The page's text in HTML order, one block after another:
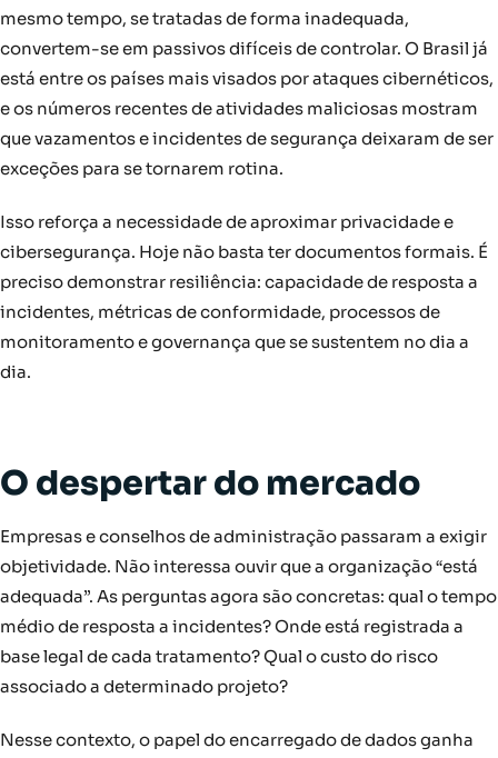
mesmo tempo, se tratadas de forma inadequada,
convertem-se em passivos difíceis de controlar. O Brasil já
está entre os países mais visados por ataques cibernéticos,
e os números recentes de atividades maliciosas mostram
que vazamentos e incidentes de segurança deixaram de ser
exceções para se tornarem rotina.
Isso reforça a necessidade de aproximar privacidade e
cibersegurança. Hoje não basta ter documentos formais. É
preciso demonstrar resiliência: capacidade de resposta a
incidentes, métricas de conformidade, processos de
monitoramento e governança que se sustentem no dia a
dia.
O despertar do mercado
Empresas e conselhos de administração passaram a exigir
objetividade. Não interessa ouvir que a organização “está
adequada”. As perguntas agora são concretas: qual o tempo
médio de resposta a incidentes? Onde está registrada a
base legal de cada tratamento? Qual o custo do risco
associado a determinado projeto?
Nesse contexto, o papel do encarregado de dados ganha